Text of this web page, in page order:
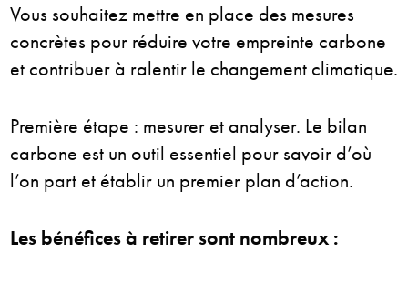
Vous souhaitez mettre en place des mesures
concrètes pour réduire votre empreinte carbone
et contribuer à ralentir le changement climatique.
Première étape : mesurer et analyser. Le bilan
carbone est un outil essentiel pour savoir d’où
l’on part et établir un premier plan d’action.
Les bénéfices à retirer sont nombreux :